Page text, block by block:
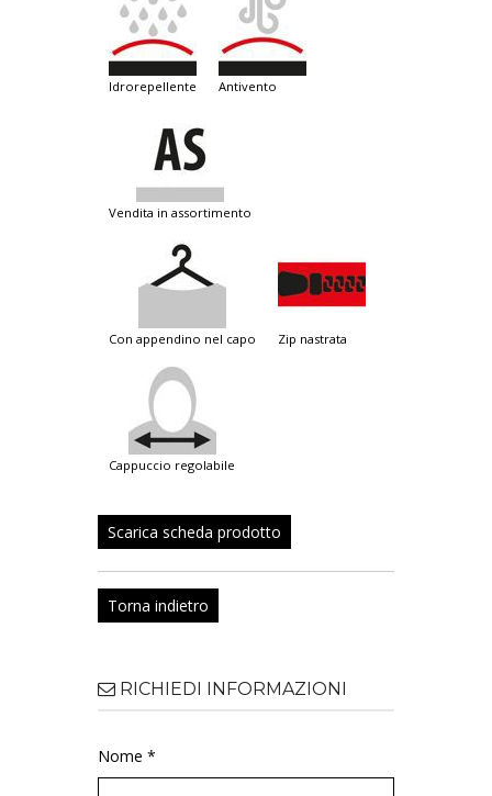
idrorepellente antivento
vendita in assortimento
con appendino nel capo zip nastrata
cappuccio regolabile
Scarica scheda prodotto
Torna indietro
RICHIEDI INFORMAZIONI
Nome *